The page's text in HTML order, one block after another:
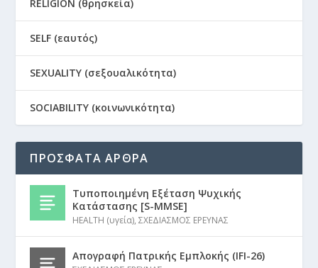
RELIGION (θρησκεία)
SELF (εαυτός)
SEXUALITY (σεξουαλικότητα)
SOCIABILITY (κοινωνικότητα)
ΠΡΟΣΦΑΤΑ ΑΡΘΡΑ
Τυποποιημένη Εξέταση Ψυχικής
Κατάστασης [S-MMSE]
HEALTH (υγεία),ΣΧΕΔΙΑΣΜΟΣ ΕΡΕΥΝΑΣ
Απογραφή Πατρικής Εμπλοκής (IFI-26)